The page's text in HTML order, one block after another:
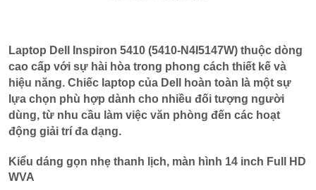
Laptop Dell Inspiron 5410 (5410-N4I5147W) thuộc dòng
cao cấp với sự hài hòa trong phong cách thiết kế và
hiệu năng. Chiếc laptop của Dell hoàn toàn là một sự
lựa chọn phù hợp dành cho nhiều đối tượng người
dùng, từ nhu cầu làm việc văn phòng đến các hoạt
động giải trí đa dạng.
Kiểu dáng gọn nhẹ thanh lịch, màn hình 14 inch Full HD
WVA